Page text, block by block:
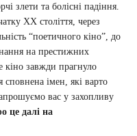
злети та болісні падіння.
XX століття, через
“поетичного кіно”, до
на престижних
кіно завжди прагнуло
імен, які варто
вас у захопливу
це далі на